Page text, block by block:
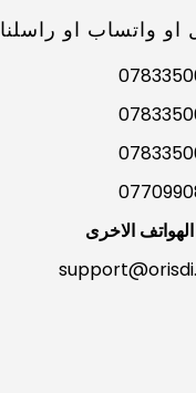
او واتساب او راسلنا
الاخرى